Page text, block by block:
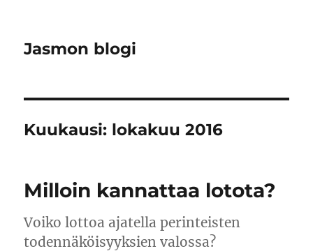
Jasmon blogi
Kuukausi: lokakuu 2016
Milloin kannattaa lotota?
Voiko lottoa ajatella perinteisten
todennäköisyyksien valossa?